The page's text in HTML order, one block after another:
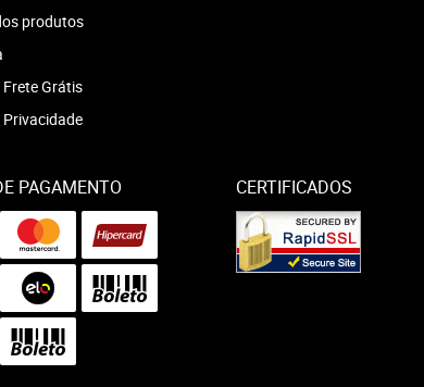
produtos
Grátis
PAGAMENTO CERTIFICADOS